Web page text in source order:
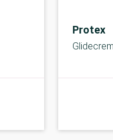
Protex